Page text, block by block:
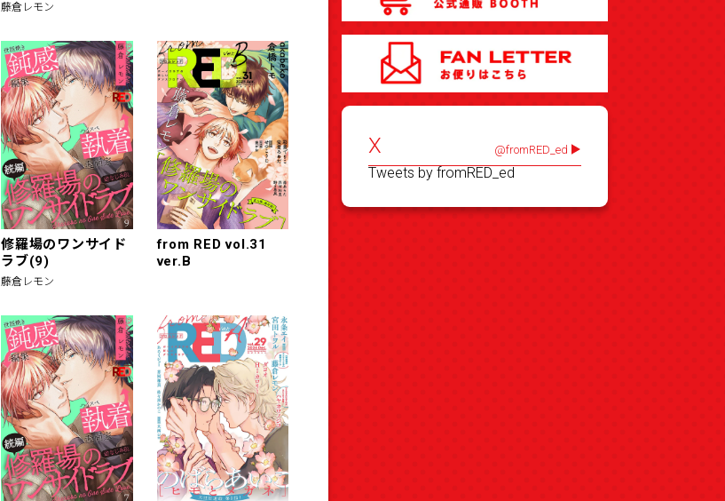
藤倉レモン
修羅場のワンサイド
ラブ(9)
藤倉レモン
from RED vol.31
ver.B
X @fromRED_ed
Tweets by fromRED_ed